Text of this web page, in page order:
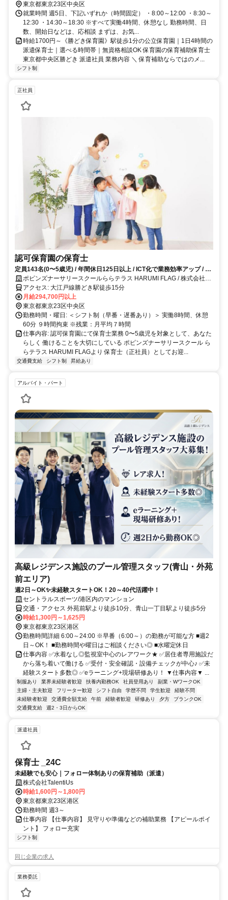
歩8分築地駅（東京メトロ日比谷線）より徒歩14分
東京都東京23区中央区
就業時間 週5日、下記いずれか（時間固定） ・8:00～12:00 ・8:30～
12:30 ・14:30～18:30 ※すべて実働4時間、休憩なし 勤務時間、日
数、開始日などは、応相談 まずは、お気...
時給1700円～《勝どき保育園》駅徒歩1分の公立保育園｜1日4時間の
派遣保育士｜選べる時間帯｜無資格相談OK 保育園の保育補助保育士
東京都中央区勝どき 派遣社員 業務内容 ＼ 保育補助ならではのメ...
シフト制
正社員
認可保育園の保育士
定員143名(0〜5歳児) / 年間休日125日以上 / ICT化で業務効率アップ / 充
実の研修制度あり
ポピンズナーサリースクールららテラス HARUMI FLAG / 株式会社ポ
ピンズエデュケアアクセス: 大江戸線勝どき駅徒歩15分
月給294,700円以上
東京都東京23区中央区
勤務時間・曜日: ＜シフト制（早番・遅番あり）＞ 実働8時間、休憩
60分 ９時間拘束 ※残業：月平均７時間
仕事内容: 認可保育園にて保育士業務 0〜5歳児を対象として、あなた
らしく 働けることを大切にしている ポピンズナーサリースクール ら
らテラス HARUMI FLAGより 保育士（正社員）としてお迎...
交通費支給 シフト制 昇給あり
アルバイト・パート
高級レジデンス施設のプール管理スタッフ(青山・外苑
前エリア)
週2日～OK✨未経験スタートOK！20～40代活躍中！
セントラルスポーツ/港区内のマンション
交通・アクセス 外苑前駅より徒歩10分、青山一丁目駅より徒歩5分
時給1,300円～1,625円
東京都東京23区港区
勤務時間詳細 6:00～24:00 ※早番（6:00～）の勤務が可能な方 ■週2
日～OK！ ■勤務時間や曜日はご相談ください◎ ■水曜定休日
仕事内容 ✅水着なし◎監視室中心のレアワーク★ ✅居住者専用施設だ
から落ち着いて働ける ✅受付・安全確認・設備チェックが中心♪ ✅未
経験スタート多数◎ ✅eラーニング+現場研修あり！ ▼仕事内容▼ ...
制服あり 業界未経験者歓迎 扶養内勤務OK 社員登用あり
副業・WワークOK
主婦・主夫歓迎
フリーター歓迎 シフト自由 学歴不問 学生歓迎
経験不問
未経験者歓迎
交通費全額支給 午前 経験者歓迎 研修あり 夕方
ブランクOK
交通費支給
週2・3日からOK
派遣社員
保育士 _24C
未経験でも安心｜フォロー体制ありの保育補助（派遣）
株式会社TalentiUs
時給1,600円～1,800円
東京都東京23区港区
勤務時間 週3～
仕事内容 【仕事内容】 見守りや準備などの補助業務 【アピールポイ
ント】 フォロー充実
シフト制
同じ企業の求人
業務委託